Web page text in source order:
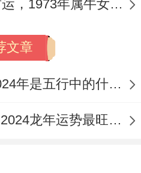
73年属牛女2023年财运，1973年属牛女2023年每月运势怎样
文章
2024什么生肖年，2024年是五行中的什么生肖年份
2024年最旺的生肖，2024龙年运势最旺的4个生肖